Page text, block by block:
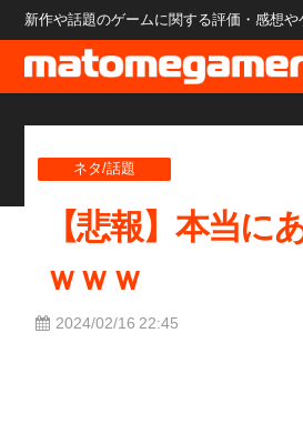
新作や話題のゲームに関する評価・感想
ネタ/話題
【悲報】本当に
ｗｗｗ
2024/02/16 22:45